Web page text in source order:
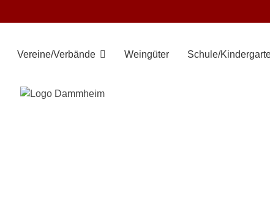
Vereine/Verbände Weingüter Schule/